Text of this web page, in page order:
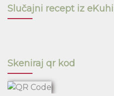
Slučajni recept iz
Skeniraj qr kod